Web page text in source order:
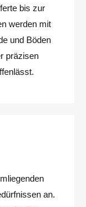
bis zur
werden mit
und Böden
präzisen
an.